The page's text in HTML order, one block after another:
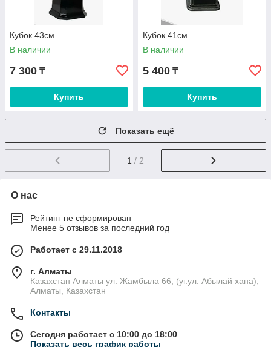
Кубок 43см
В наличии
7 300 ₸
Купить
Кубок 41см
В наличии
5 400 ₸
Купить
Показать ещё
1 / 2
О нас
Рейтинг не сформирован
Менее 5 отзывов за последний год
Работает с 29.11.2018
г. Алматы
Казахстан Алматы ул. Жамбыла 66, (уг.ул. Абылай хана),
Алматы, Казахстан
Контакты
Сегодня работает с 10:00 до 18:00
Показать весь график работы